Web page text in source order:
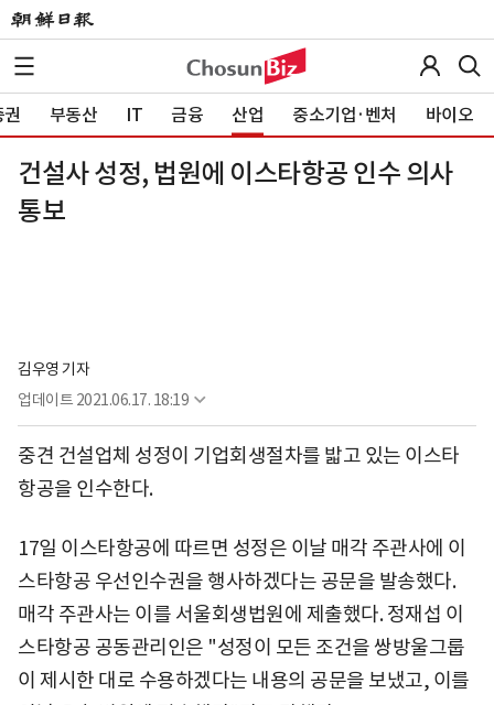
부동산 IT 금융 산업 중소기업·벤처 바이오
건설사 성정, 법원에 이스타항공 인수 의사
통보
김우영 기자
업데이트 2021.06.17. 18:19
중견 건설업체 성정이 기업회생절차를 밟고 있는 이스타
항공을 인수한다.
17일 이스타항공에 따르면 성정은 이날 매각 주관사에 이
스타항공 우선인수권을 행사하겠다는 공문을 발송했다.
매각 주관사는 이를 서울회생법원에 제출했다. 정재섭 이
스타항공 공동관리인은 "성정이 모든 조건을 쌍방울그룹
이 제시한 대로 수용하겠다는 내용의 공문을 보냈고, 이를